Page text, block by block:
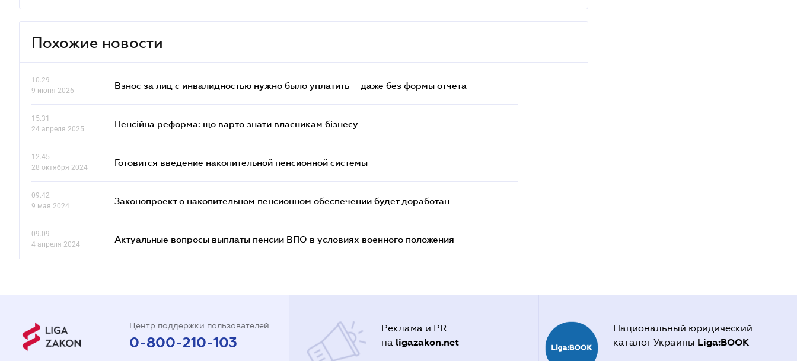
Похожие новости
10.29
9 июня 2026
Взнос за лиц с инвалидностью нужно было уплатить – даже без формы отчета
15.31
24 апреля 2025
Пенсійна реформа: що варто знати власникам бізнесу
12.45
28 октября 2024
Готовится введение накопительной пенсионной системы
09.42
9 мая 2024
Законопроект о накопительном пенсионном обеспечении будет доработан
09.09
4 апреля 2024
Актуальные вопросы выплаты пенсии ВПО в условиях военного положения
Центр поддержки пользователей
0-800-210-103
Реклама и PR
на ligazakon.net
Национальный юридический
каталог Украины Liga:BOOK